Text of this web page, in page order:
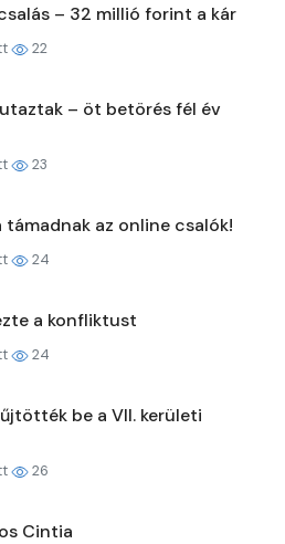
– 32 millió forint a kár
22
– öt betörés fél év
23
támadnak az online csalók!
24
a konfliktust
24
be a VII. kerületi
26
Cintia